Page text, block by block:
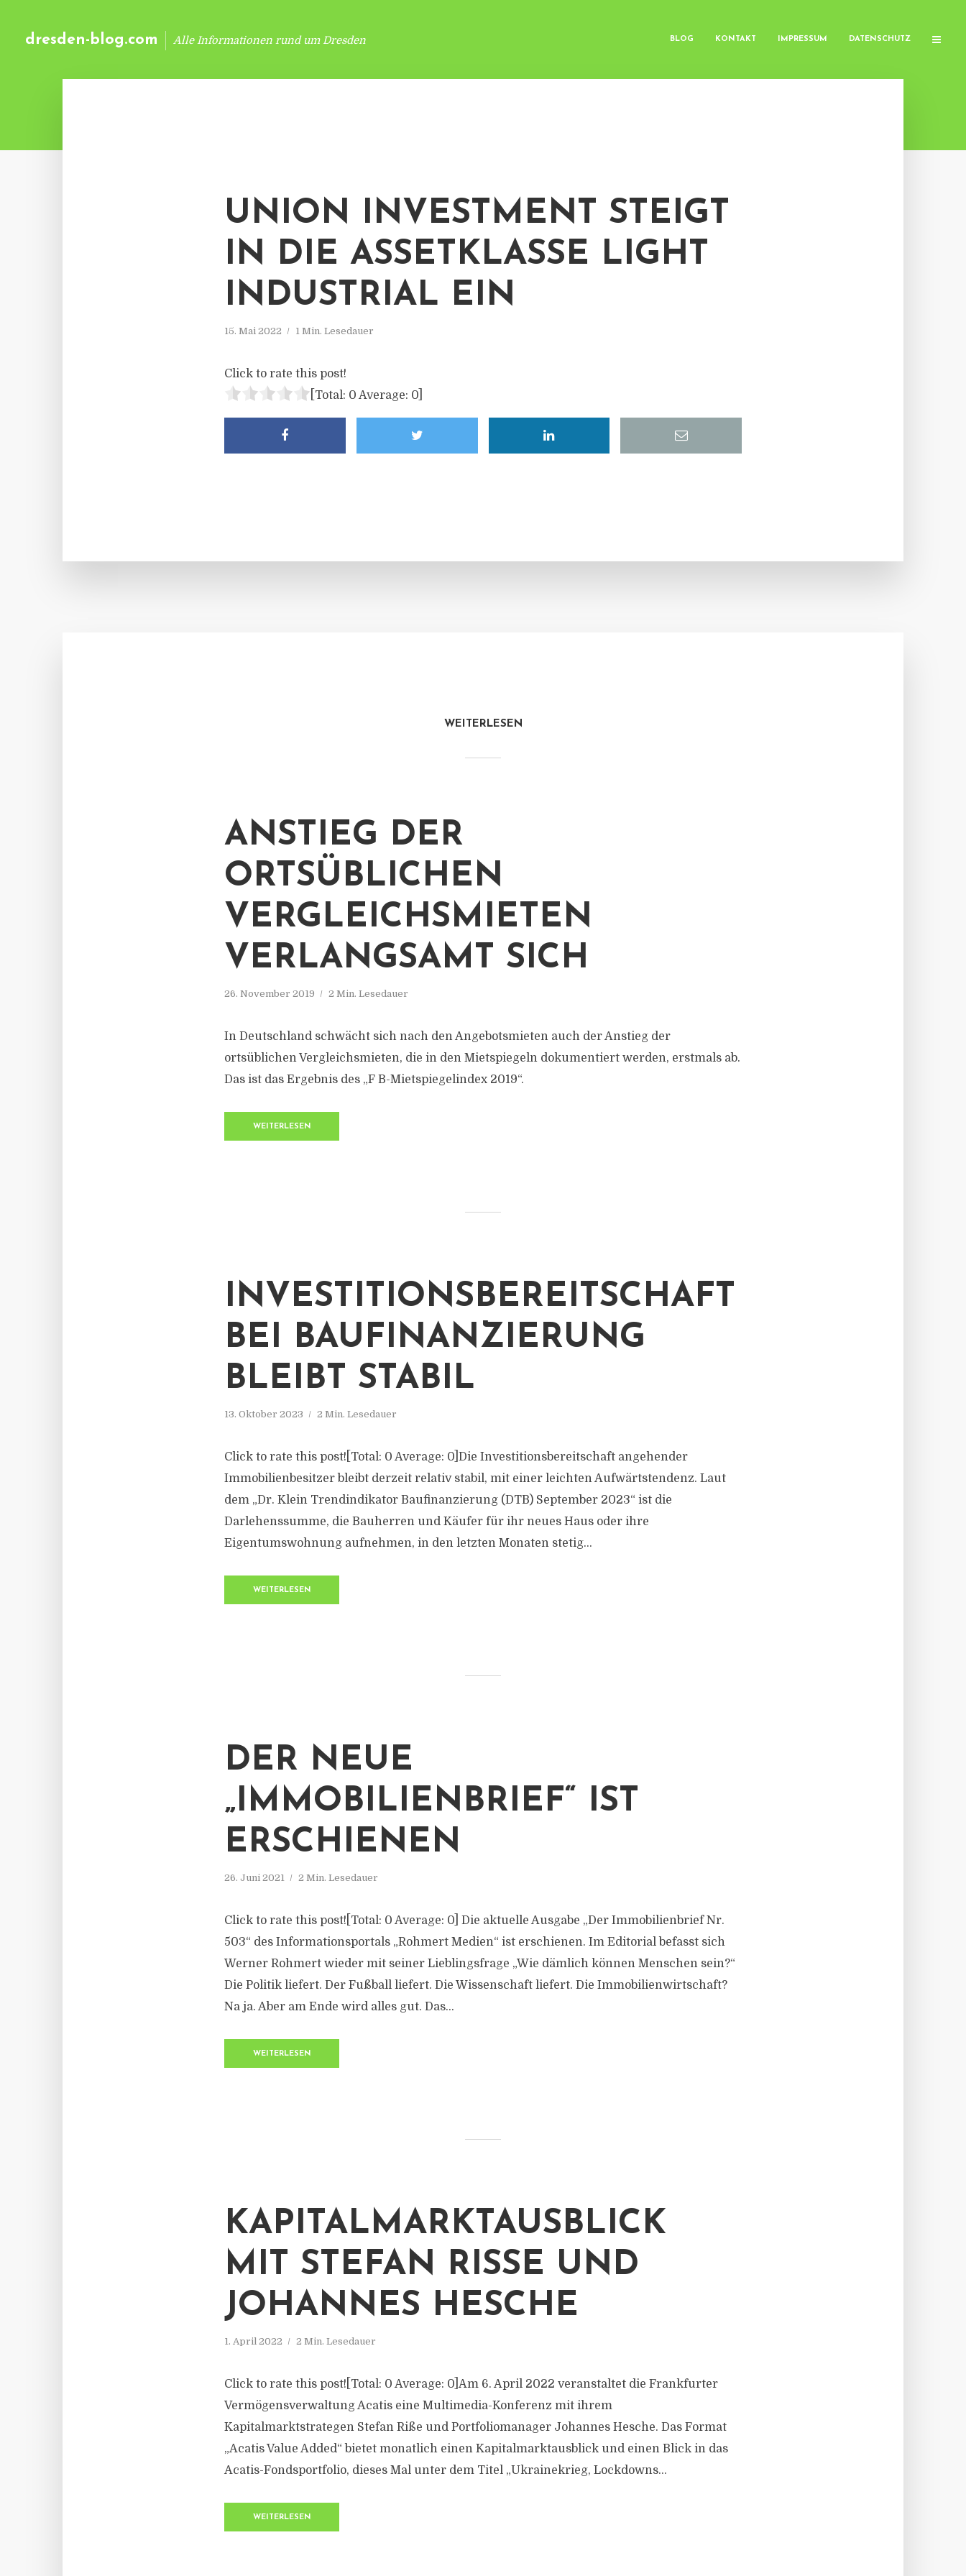
dresden-blog.com Alle Informationen rund um Dresden BLOG KONTAKT IMPRESSUM DATENSCHUTZ
UNION INVESTMENT STEIGT
IN DIE ASSETKLASSE LIGHT
INDUSTRIAL EIN
15. Mai 2022 1 Min. Lesedauer
Click to rate this post!
[Total: 0 Average: 0
WEITERLESEN
ANSTIEG DER
ORTSÜBLICHEN
VERGLEICHSMIETEN
VERLANGSAMT SICH
26. November 2019 2 Min. Lesedauer
In Deutschland schwächt sich nach den Angebotsmieten auch der Anstieg der
ortsüblichen Vergleichsmieten, die in den Mietspiegeln dokumentiert werden, erstmals ab.
Das ist das Ergebnis des „F B-Mietspiegelindex 2019“.
WEITERLESEN
INVESTITIONSBEREITSCHAFT
BEI BAUFINANZIERUNG
BLEIBT STABIL
13. Oktober 2023 2 Min. Lesedauer
Click to rate this post![Total: 0 Average: 0]Die Investitionsbereitschaft angehender
Immobilienbesitzer bleibt derzeit relativ stabil, mit einer leichten Aufwärtstendenz. Laut
dem „Dr. Klein Trendindikator Baufinanzierung (DTB) September 2023“ ist die
Darlehenssumme, die Bauherren und Käufer für ihr neues Haus oder ihre
Eigentumswohnung aufnehmen, in den letzten Monaten stetig...
WEITERLESEN
DER NEUE
„IMMOBILIENBRIEF“ IST
ERSCHIENEN
26. Juni 2021 2 Min. Lesedauer
Click to rate this post![Total: 0 Average: 0] Die aktuelle Ausgabe „Der Immobilienbrief Nr.
503“ des Informationsportals „Rohmert Medien“ ist erschienen. Im Editorial befasst sich
Werner Rohmert wieder mit seiner Lieblingsfrage „Wie dämlich können Menschen sein?“
Die Politik liefert. Der Fußball liefert. Die Wissenschaft liefert. Die Immobilienwirtschaft?
Na ja. Aber am Ende wird alles gut. Das...
WEITERLESEN
KAPITALMARKTAUSBLICK
MIT STEFAN RISSE UND J
OHANNES HESCHE
1. April 2022 2 Min. Lesedauer
Click to rate this post![Total: 0 Average: 0]Am 6. April 2022 veranstaltet die Frankfurter
Vermögensverwaltung Acatis eine Multimedia-Konferenz mit ihrem
Kapitalmarktstrategen Stefan Riße und Portfoliomanager Johannes Hesche. Das Format
„Acatis Value Added“ bietet monatlich einen Kapitalmarktausblick und einen Blick in das
Acatis-Fondsportfolio, dieses Mal unter dem Titel „Ukrainekrieg, Lockdowns...
WEITERLESEN